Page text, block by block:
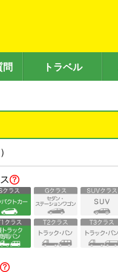
問 トラベル